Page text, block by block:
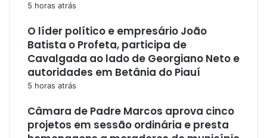
5 horas atrás
O líder político e empresário João
Batista o Profeta, participa de
Cavalgada ao lado de Georgiano Neto e
autoridades em Betânia do Piauí
5 horas atrás
Câmara de Padre Marcos aprova cinco
projetos em sessão ordinária e presta